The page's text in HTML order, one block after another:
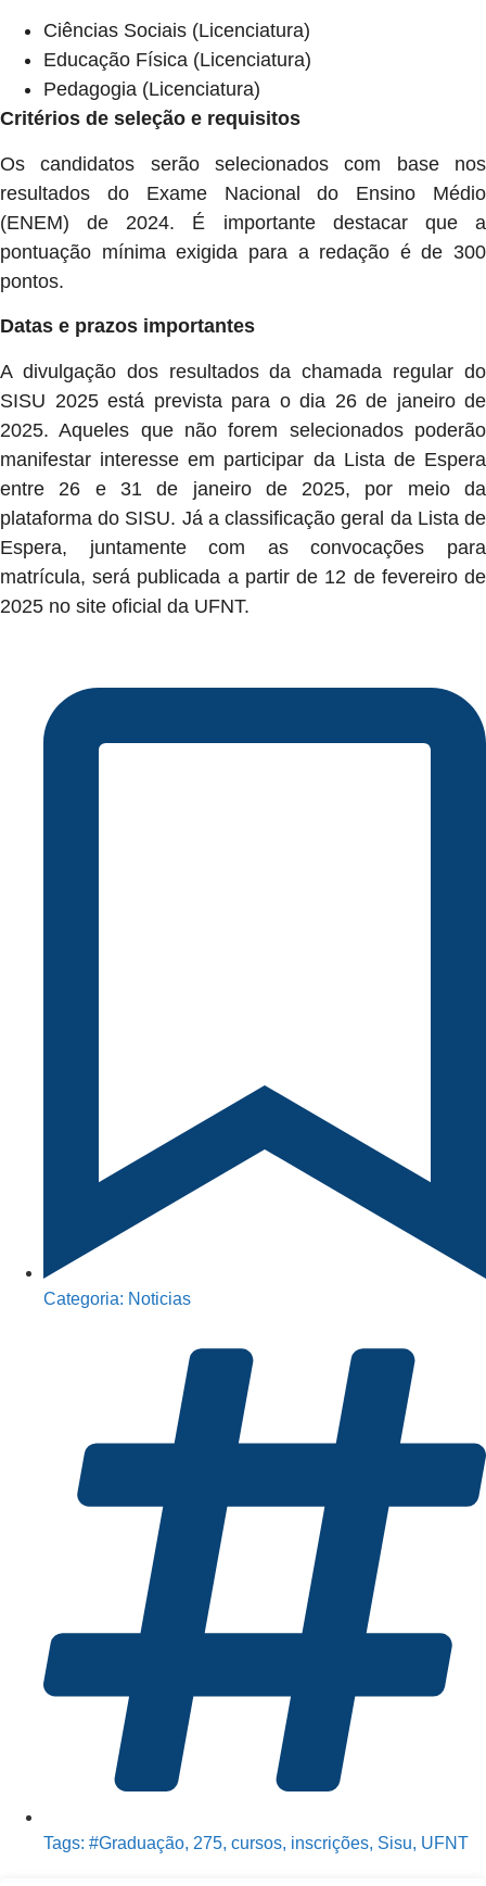
Ciências Sociais (Licenciatura)
Educação Física (Licenciatura)
Pedagogia (Licenciatura)
Critérios de seleção e requisitos
Os candidatos serão selecionados com base nos
resultados do Exame Nacional do Ensino Médio
(ENEM) de 2024. É importante destacar que a
pontuação mínima exigida para a redação é de 300
pontos.
Datas e prazos importantes
A divulgação dos resultados da chamada regular do
SISU 2025 está prevista para o dia 26 de janeiro de
2025. Aqueles que não forem selecionados poderão
manifestar interesse em participar da Lista de Espera
entre 26 e 31 de janeiro de 2025, por meio da
plataforma do SISU. Já a classificação geral da Lista de
Espera, juntamente com as convocações para
matrícula, será publicada a partir de 12 de fevereiro de
2025 no site oficial da UFNT.
Categoria: Noticias
Tags: #Graduação, 275, cursos, inscrições, Sisu, UFNT